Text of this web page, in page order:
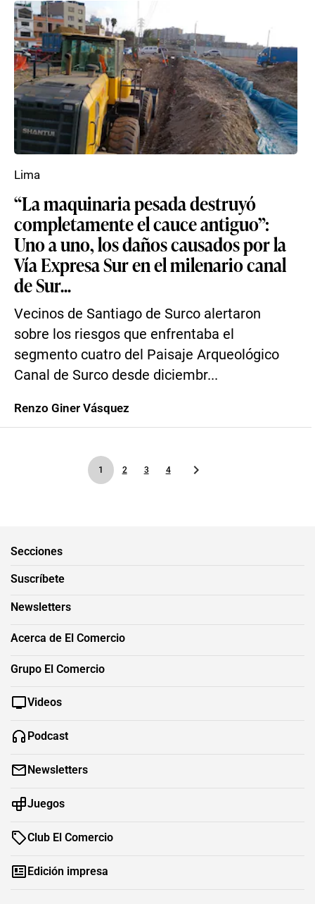
“La maquinaria pesada destruyó
completamente el cauce antiguo”:
Uno a uno, los daños causados por la
Vía Expresa Sur en el milenario canal
de Sur...
Vecinos de Santiago de Surco alertaron
sobre los riesgos que enfrentaba el
segmento cuatro del Paisaje Arqueológico
Canal de Surco desde diciembr...
Lima
Renzo Giner Vásquez
1 2 3 4
Secciones
Suscríbete
Newsletters
Acerca de El Comercio
Grupo El Comercio
Videos
Podcast
Newsletters
Juegos
Club El Comercio
Edición impresa